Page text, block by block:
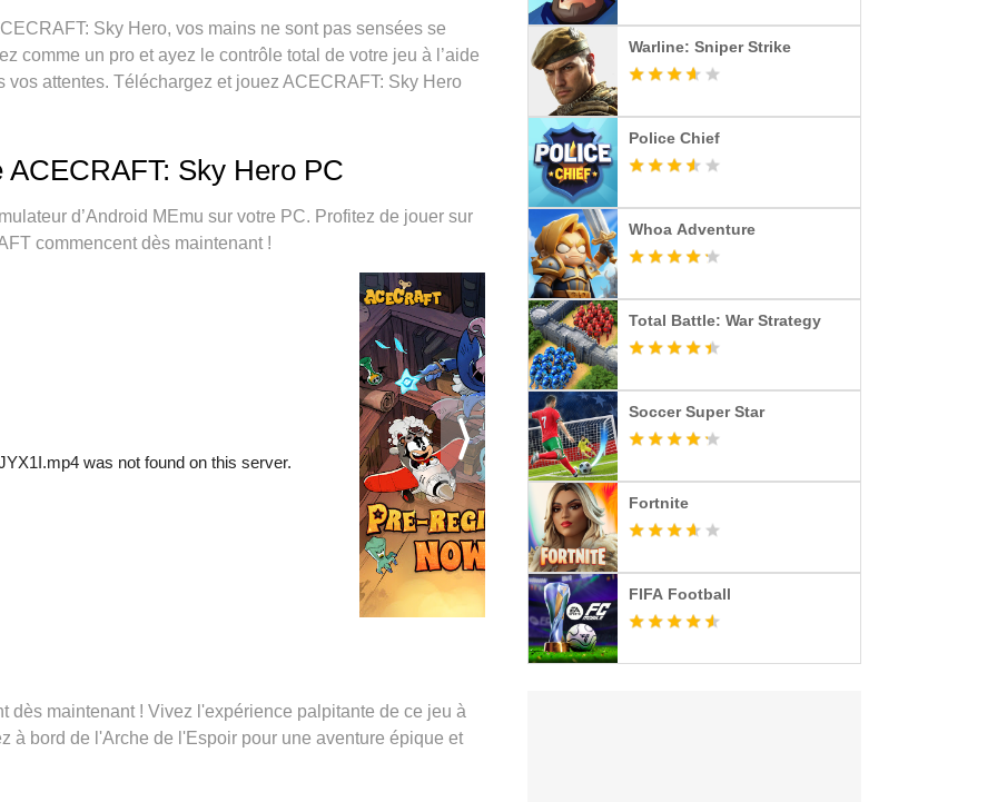
Sky Hero, vos mains ne sont pas sensées se
comme un pro et ayez le contrôle total de votre jeu à l’aide
attentes. Téléchargez et jouez ACECRAFT: Sky Hero
sans aucune limitation de batterie, de données mobiles
système d’affectation de touches prédéfini fait de
gestionnaire multi-instances de MEmu permet 2 ou
le plus important, le moteur d’émulation exclusif peut
tout.
Sky Hero PC
d’Android MEmu sur votre PC. Profitez de jouer sur
commencent dès maintenant !
dès maintenant ! Vivez l'expérience palpitante de ce jeu à
à bord de l'Arche de l'Espoir pour une aventure épique et
dont jusqu'à 4 tickets de recrutement, 1 veste de
Warline: Sniper Strike
Police Chief
Whoa Adventure
Total Battle: War Strategy
Soccer Super Star
Fortnite
FIFA Football